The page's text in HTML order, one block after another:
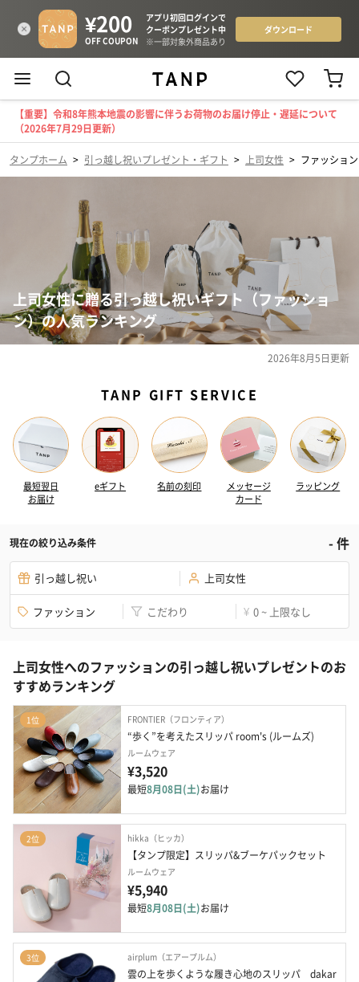
【重要】令和8年熊本地震の影響に伴うお荷物のお届け停止・遅延について
（2026年7月29日更新）
タンプホーム > 引っ越し祝いプレゼント・ギフト > 上司女性 > ファッション
上司女性に贈る引っ越し祝いギフト（ファッショ
ン）の人気ランキング
2026年8月5日更新
TANP GIFT SERVICE
最短翌日
お届け
eギフト 名前の刻印
メッセージ
カード
ラッピング
現在の絞り込み条件 -件
引っ越し祝い 上司女性
ファッション こだわり ¥ 0 ~ 上限なし
上司女性へのファッションの引っ越し祝いプレゼントのお
すすめランキング
1位 FRONTIER（フロンティア）
“歩く”を考えたスリッパ room's (ルームズ)
ルームウェア
¥3,520
最短8月08日(土)お届け
2位 hikka（ヒッカ）
【タンプ限定】スリッパ&ブーケパックセット
ルームウェア
¥5,940
最短8月08日(土)お届け
3位 airplum（エアープルム）
雲の上を歩くような履き心地のスリッパ　dakar